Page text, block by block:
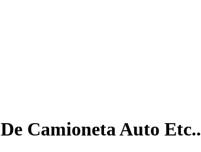
Camioneta Auto Etc..